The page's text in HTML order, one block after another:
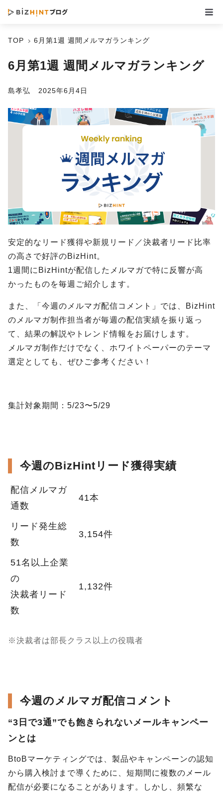
TOP 6月第1週 週間メルマガランキング
6月第1週 週間メルマガランキング
島孝弘 2025年6月4日
安定的なリード獲得や新規リード／決裁者リード比率
の高さで好評のBizHint。
1週間にBizHintが配信したメルマガで特に反響が高
かったものを毎週ご紹介します。
また、「今週のメルマガ配信コメント」では、BizHint
のメルマガ制作担当者が毎週の配信実績を振り返っ
て、結果の解説やトレンド情報をお届けします。
メルマガ制作だけでなく、ホワイトペーパーのテーマ
選定としても、ぜひご参考ください！
集計対象期間：5/23〜5/29
今週のBizHintリード獲得実績
配信メルマガ
通数
41本
リード発生総
数
3,154件
51名以上企業
の
決裁者リード
数
1,132件
※決裁者は部長クラス以上の役職者
今週のメルマガ配信コメント
“3日で3通”でも飽きられないメールキャンペー
ンとは
BtoBマーケティングでは、製品やキャンペーンの認知
から購入検討まで導くために、短期間に複数のメール
配信が必要になることがあります。しかし、頻繁な